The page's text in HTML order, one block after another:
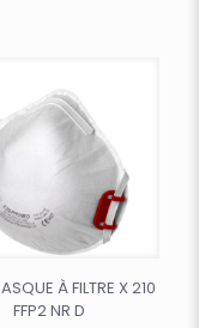
À FILTRE X 210
FFP2 NR D